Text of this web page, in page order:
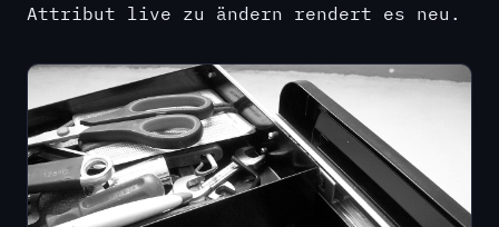
Attribut live zu ändern rendert es neu.